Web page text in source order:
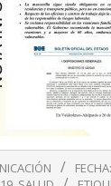
FECHA: